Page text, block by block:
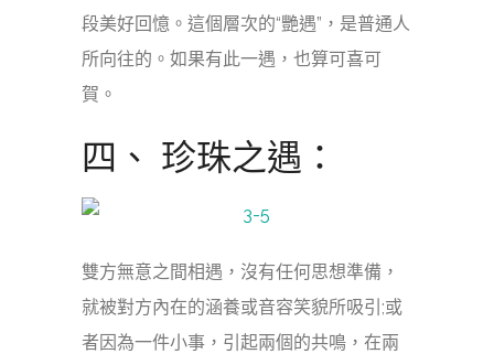
段美好回憶。這個層次的“艷遇”，是普通人
所向往的。如果有此一遇，也算可喜可
賀。
四、 珍珠之遇：
雙方無意之間相遇，沒有任何思想準備，
就被對方內在的涵養或音容笑貌所吸引;或
者因為一件小事，引起兩個的共鳴，在兩